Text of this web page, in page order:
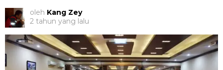
oleh Kang Zey
2 tahun yang lalu